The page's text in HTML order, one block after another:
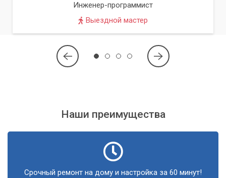
Инженер-программист
Выездной мастер
Наши преимущества
Срочный ремонт на дому и настройка за 60 минут!